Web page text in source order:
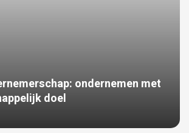
ondernemen met
doel